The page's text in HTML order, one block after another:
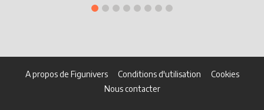
A propos de Figunivers Conditions d'utilisation
Cookies
Nous contacter